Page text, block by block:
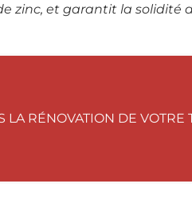
zinc, et garantit la solidité
LA RÉNOVATION DE VOTRE